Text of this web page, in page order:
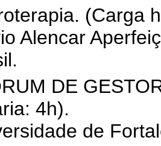
(Carga
Alencar
DE
4h).
de